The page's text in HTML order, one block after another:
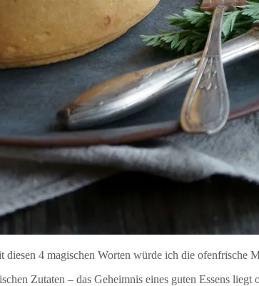
4 magischen Worten würde ich die ofenfrische
Zutaten – das Geheimnis eines guten Essens